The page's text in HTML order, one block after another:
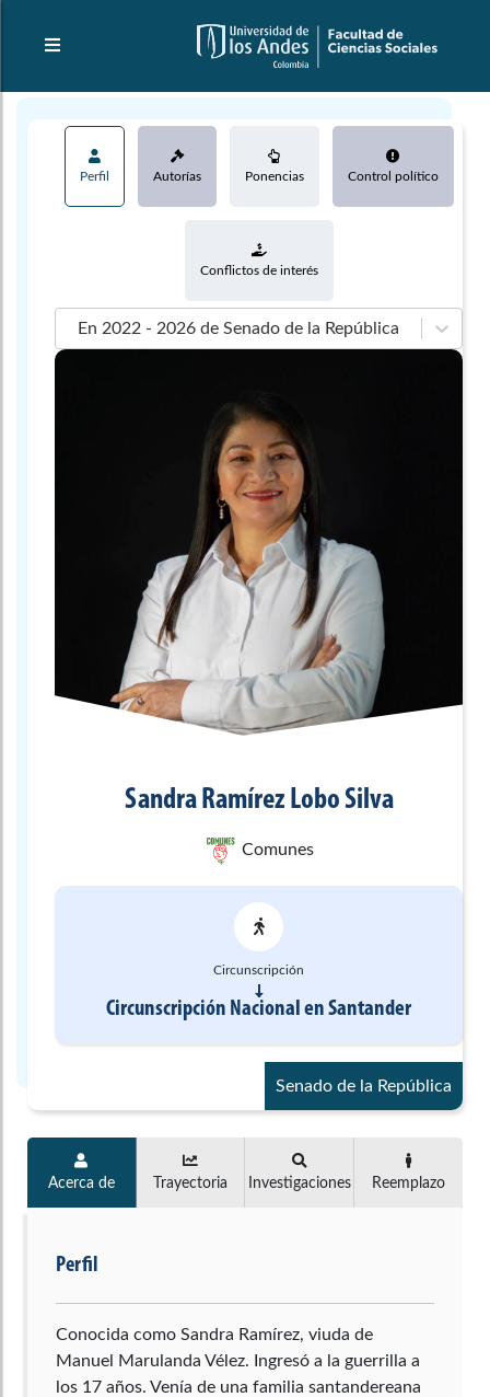
Perfil Autorías Ponencias Control político
Conflictos de interés
En 2022 - 2026 de Senado de la República
Sandra Ramírez Lobo Silva
Comunes
Circunscripción
Circunscripción Nacional enSantander
Senado de la República
Acerca de Trayectoria Investigaciones Reemplazo
Perfil
Conocida como Sandra Ramírez, viuda de
Manuel Marulanda Vélez. Ingresó a la guerrilla a
los 17 años. Venía de una familia santandereana